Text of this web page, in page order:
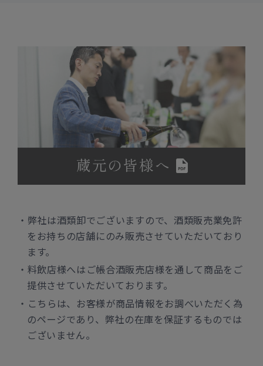
弊社は酒類卸でございますので、酒類販売業免許
をお持ちの店舗にのみ販売させていただいており
ます。
料飲店様へはご帳合酒販売店様を通して商品をご
提供させていただいております。
こちらは、お客様が商品情報をお調べいただく為
のページであり、弊社の在庫を保証するものでは
ございません。